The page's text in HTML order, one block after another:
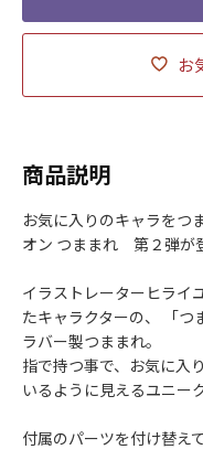
お
商品説明
お気に入りのキャラをつ
オン つままれ 第２弾が
イラストレーターヒライ
たキャラクターの、 「つ
ラバー製つままれ。
指で持つ事で、お気に入
いるように見えるユニー
付属のパーツを付け替え